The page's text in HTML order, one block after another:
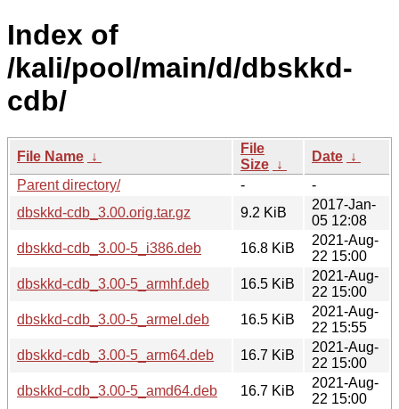
Index of
/kali/pool/main/d/dbskkd-
cdb/
File Name ↓
File
Size ↓
Date ↓
Parent directory/
-
-
dbskkd-cdb_3.00.orig.tar.gz
9.2 KiB
2017-Jan-
05 12:08
dbskkd-cdb_3.00-5_i386.deb
16.8 KiB
2021-Aug-
22 15:00
dbskkd-cdb_3.00-5_armhf.deb
16.5 KiB
2021-Aug-
22 15:00
dbskkd-cdb_3.00-5_armel.deb
16.5 KiB
2021-Aug-
22 15:55
dbskkd-cdb_3.00-5_arm64.deb
16.7 KiB
2021-Aug-
22 15:00
dbskkd-cdb_3.00-5_amd64.deb
16.7 KiB
2021-Aug-
22 15:00